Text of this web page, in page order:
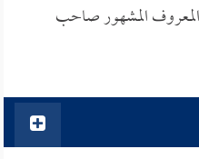
المشهور صاحب